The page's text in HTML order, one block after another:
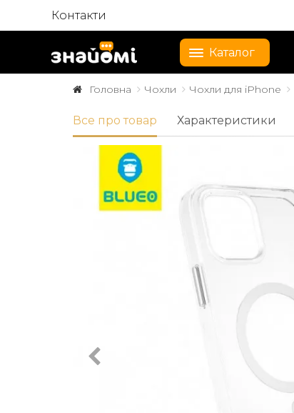
Контакти
Каталог
Головна Чохли Чохли для iPhone
Все про товар Характеристики